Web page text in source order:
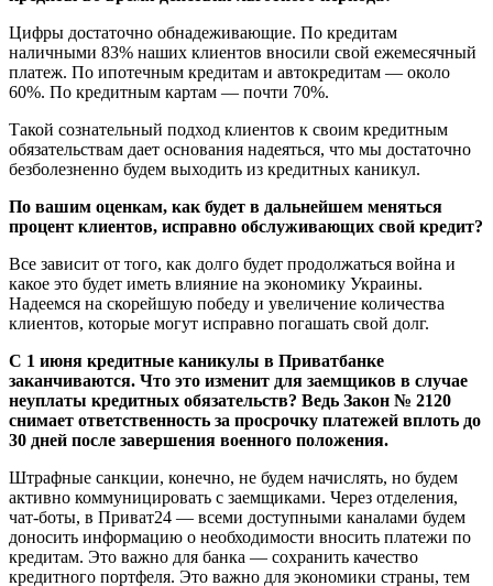
Цифры достаточно обнадеживающие. По кредитам
наличными 83% наших клиентов вносили свой ежемесячный
платеж. По ипотечным кредитам и автокредитам — около
60%. По кредитным картам — почти 70%.
Такой сознательный подход клиентов к своим кредитным
обязательствам дает основания надеяться, что мы достаточно
безболезненно будем выходить из кредитных каникул.
По вашим оценкам, как будет в дальнейшем меняться
процент клиентов, исправно обслуживающих свой кредит?
Все зависит от того, как долго будет продолжаться война и
какое это будет иметь влияние на экономику Украины.
Надеемся на скорейшую победу и увеличение количества
клиентов, которые могут исправно погашать свой долг.
С 1 июня кредитные каникулы в Приватбанке
заканчиваются. Что это изменит для заемщиков в случае
неуплаты кредитных обязательств? Ведь Закон № 2120
снимает ответственность за просрочку платежей вплоть до
30 дней после завершения военного положения.
Штрафные санкции, конечно, не будем начислять, но будем
активно коммуницировать с заемщиками. Через отделения,
чат-боты, в Приват24 — всеми доступными каналами будем
доносить информацию о необходимости вносить платежи по
кредитам. Это важно для банка — сохранить качество
кредитного портфеля. Это важно для экономики страны, тем